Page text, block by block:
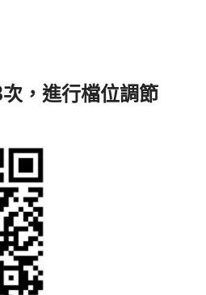
，進行檔位調節